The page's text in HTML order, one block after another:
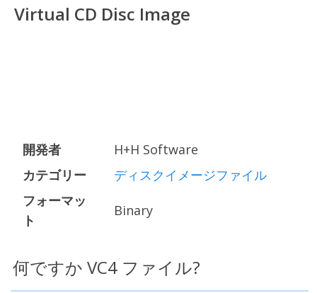
Virtual CD Disc Image
開発者
H+H Software
カテゴリー
ディスクイメージファイル
フォーマッ
ト
Binary
何ですか VC4 ファイル?